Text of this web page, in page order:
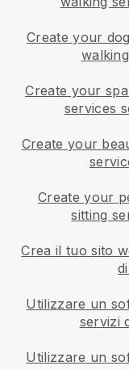
Create your
Create your
services
Create your
Create your
sitting
Crea il tuo sito
Utilizzare un
servizi
Utilizzare un